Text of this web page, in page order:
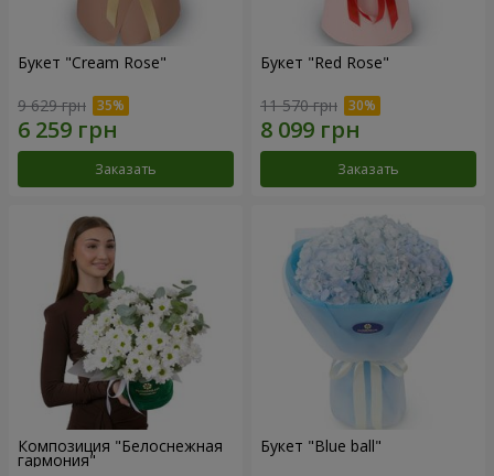
Букет "Cream Rose"
9 629 грн
Заказать
Букет "Red Rose"
11 570 грн
Заказать
Композиция "Белоснежная
гармония"
Букет "Blue ball"